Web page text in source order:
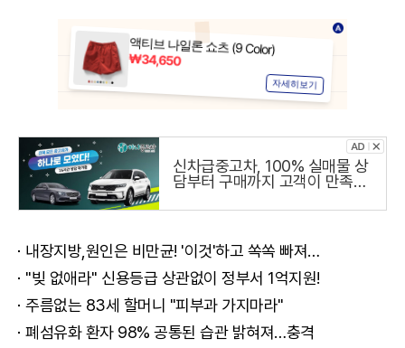
신차급중고차, 100% 실매물 상
담부터 구매까지 고객이 만족하
내장지방,원인은 비만균! '이것'하고 쏙쏙 빠져…
"빚 없애라" 신용등급 상관없이 정부서 1억지원!
주름없는 83세 할머니 "피부과 가지마라"
폐섬유화 환자 98% 공통된 습관 밝혀져…충격